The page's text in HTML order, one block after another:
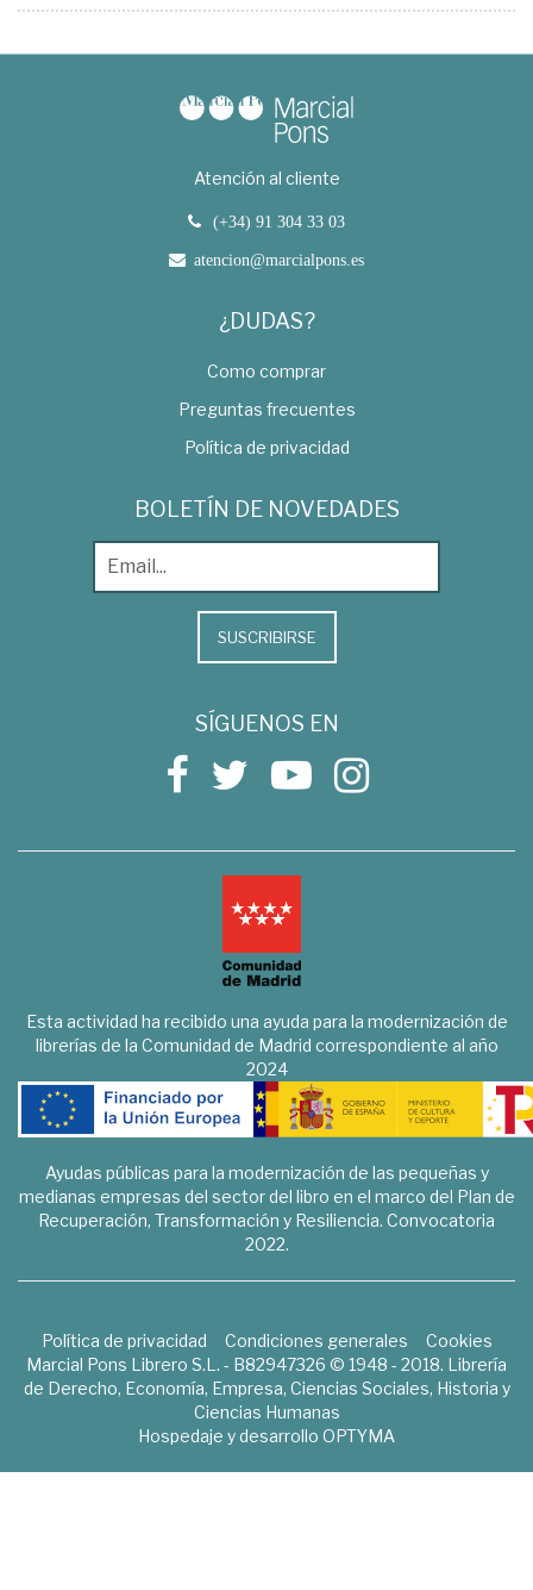
Atención al cliente
(+34) 91 304 33 03
atencion@marcialpons.es
¿DUDAS?
Como comprar
Preguntas frecuentes
Política de privacidad
BOLETÍN DE NOVEDADES
SUSCRIBIRSE
SÍGUENOS EN
Esta actividad ha recibido una ayuda para la modernización de
librerías de la Comunidad de Madrid correspondiente al año
2024
Ayudas públicas para la modernización de las pequeñas y
medianas empresas del sector del libro en el marco del Plan de
Recuperación, Transformación y Resiliencia. Convocatoria
2022.
Política de privacidad Condiciones generales
Cookies
Marcial Pons Librero S.L. - B82947326 © 1948 - 2018. Librería
de Derecho, Economía, Empresa, Ciencias Sociales, Historia y
Ciencias Humanas
Hospedaje y desarrollo OPTYMA